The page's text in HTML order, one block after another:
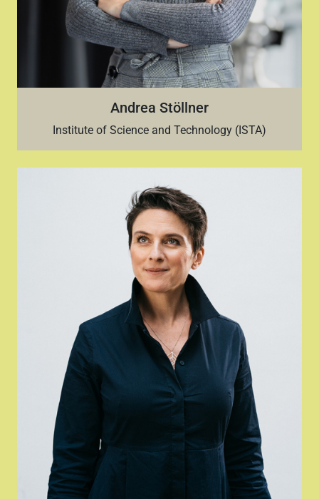
Andrea Stöllner
Institute of Science and Technology (ISTA)